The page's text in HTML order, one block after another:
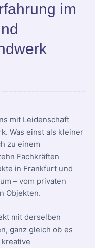
im
mit Leidenschaft
Was einst als kleiner
zu einem
Fachkräften
in Frankfurt und
– vom privaten
Objekten.
mit derselben
ganz gleich ob es